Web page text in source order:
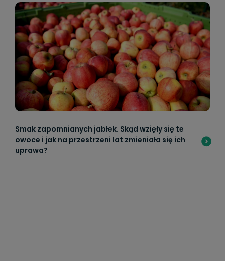
Smak zapomnianych jabłek. Skąd wzięły się te
owoce i jak na przestrzeni lat zmieniała się ich
uprawa?